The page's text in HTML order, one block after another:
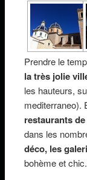
Prendre le
la très jolie
les hauteurs,
mediterraneo).
restaurants
dans les
déco, les
bohème et chic.